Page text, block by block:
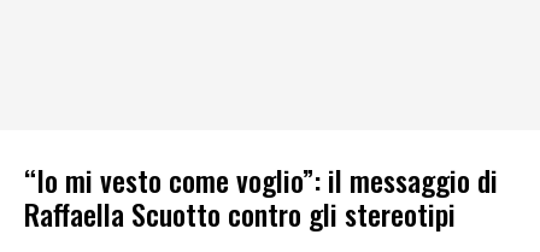
“Io mi vesto come voglio”: il messaggio di
Raffaella Scuotto contro gli stereotipi